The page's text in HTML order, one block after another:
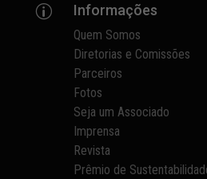
p Informações
Quem Somos
Diretorias e Comissões
Parceiros
Fotos
Seja um Associado
Imprensa
Revista
Prêmio de